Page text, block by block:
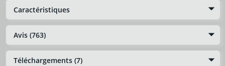
Caractéristiques
Avis (763)
Téléchargements (7)